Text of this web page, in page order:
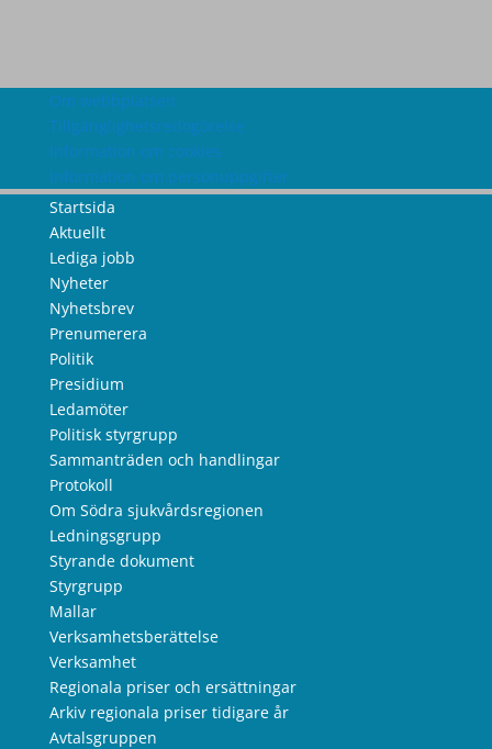
Om webbplatsen
Tillgänglighetsredogörelse
Information om cookies
Information om personuppgifter
Startsida
Aktuellt
Lediga jobb
Nyheter
Nyhetsbrev
Prenumerera
Politik
Presidium
Ledamöter
Politisk styrgrupp
Sammanträden och handlingar
Protokoll
Om Södra sjukvårdsregionen
Ledningsgrupp
Styrande dokument
Styrgrupp
Mallar
Verksamhetsberättelse
Verksamhet
Regionala priser och ersättningar
Arkiv regionala priser tidigare år
Avtalsgruppen